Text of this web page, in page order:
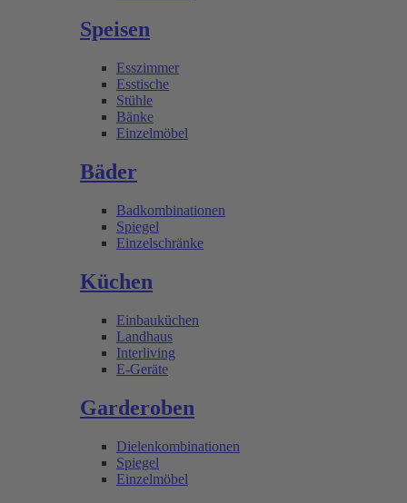
Speisen
Esszimmer
Esstische
Stühle
Bänke
Einzelmöbel
Bäder
Badkombinationen
Spiegel
Einzelschränke
Küchen
Einbauküchen
Landhaus
Interliving
E-Geräte
Garderoben
Dielenkombinationen
Spiegel
Einzelmöbel